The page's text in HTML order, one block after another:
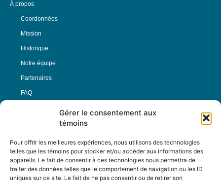
Gérer le consentement aux
témoins
Pour offrir les meilleures expériences, nous utilisons des technologies
telles que les témoins pour stocker et/ou accéder aux informations des
appareils. Le fait de consentir à ces technologies nous permettra de
traiter des données telles que le comportement de navigation ou les ID
uniques sur ce site. Le fait de ne pas consentir ou de retirer son
À propos
Coordonnées
Mission
Historique
Notre équipe
Partenaires
FAQ
Nous Suivre